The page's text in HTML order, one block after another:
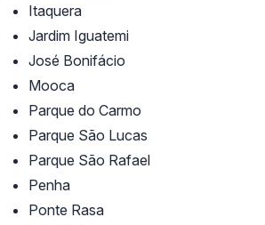
Itaquera
Jardim Iguatemi
José Bonifácio
Mooca
Parque do Carmo
Parque São Lucas
Parque São Rafael
Penha
Ponte Rasa